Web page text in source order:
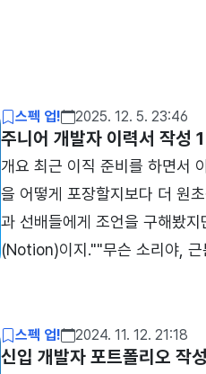
스펙 업! 2025. 12. 5. 23:46
주니어 개발자 이력서 작
개요 최근 이직 준비를 하면서
을 어떻게 포장할지보다 더 원
과 선배들에게 조언을 구해봤
(Notion)이지.""무슨 소리야,
스럽다", "피그마는 배보다 배
스펙 업! 2024. 11. 12. 21:18
신입 개발자 포트폴리오 작